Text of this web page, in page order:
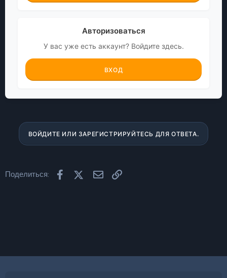
Авторизоваться
У вас уже есть аккаунт? Войдите здесь.
ВХОД
ВОЙДИТЕ ИЛИ ЗАРЕГИСТРИРУЙТЕСЬ ДЛЯ ОТВЕТА.
Поделиться: FacebookX (Twitter)Электронная почта